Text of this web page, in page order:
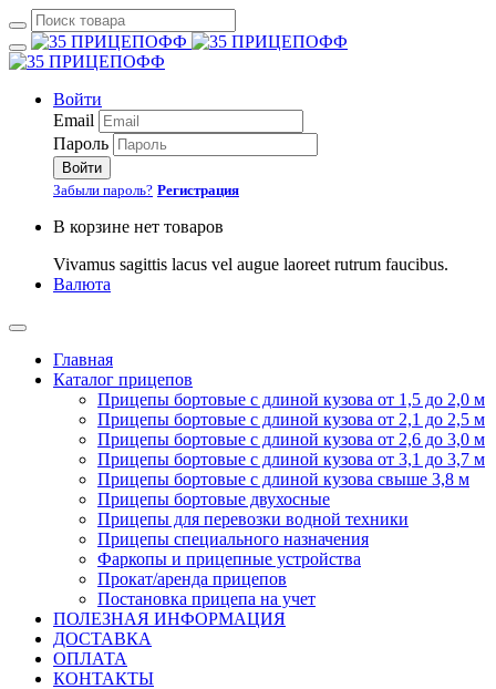
Войти
Email
Пароль
Войти
Забыли пароль? Регистрация
В корзине нет товаров
Vivamus sagittis lacus vel augue laoreet rutrum faucibus.
Валюта
Главная
Каталог прицепов
Прицепы бортовые с длиной кузова от 1,5 до 2,0 м
Прицепы бортовые с длиной кузова от 2,1 до 2,5 м
Прицепы бортовые с длиной кузова от 2,6 до 3,0 м
Прицепы бортовые с длиной кузова от 3,1 до 3,7 м
Прицепы бортовые с длиной кузова свыше 3,8 м
Прицепы бортовые двухосные
Прицепы для перевозки водной техники
Прицепы специального назначения
Фаркопы и прицепные устройства
Прокат/аренда прицепов
Постановка прицепа на учет
ПОЛЕЗНАЯ ИНФОРМАЦИЯ
ДОСТАВКА
ОПЛАТА
КОНТАКТЫ